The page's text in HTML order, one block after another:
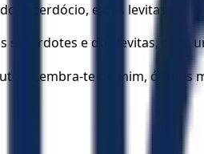
sacerdócio, e dos levitas.
e dos levitas, cada
Lembra-te de mim, ó Deus